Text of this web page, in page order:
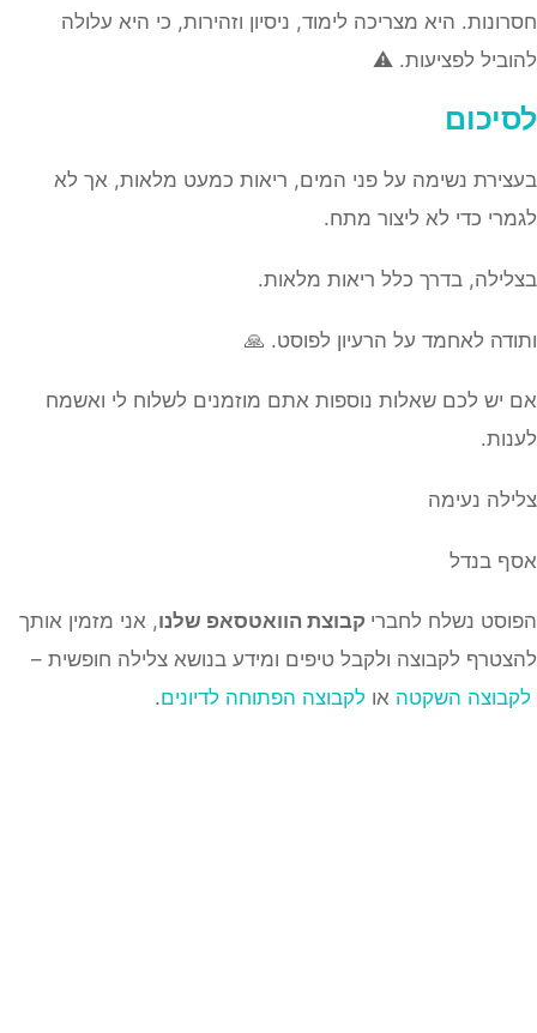
חסרונות. היא מצריכה לימוד, ניסיון וזהירות, כי היא עלולה
להוביל לפציעות. ⚠️
לסיכום
בעצירת נשימה על פני המים, ריאות כמעט מלאות, אך לא
לגמרי כדי לא ליצור מתח.
בצלילה, בדרך כלל ריאות מלאות.
ותודה לאחמד על הרעיון לפוסט. 🙏
אם יש לכם שאלות נוספות אתם מוזמנים לשלוח לי ואשמח
לענות.
צלילה נעימה
אסף בנדל
הפוסט נשלח לחברי קבוצת הוואטסאפ שלנו, אני מזמין אותך
להצטרף לקבוצה ולקבל טיפים ומידע בנושא צלילה חופשית –
לקבוצה השקטה או לקבוצה הפתוחה לדיונים.